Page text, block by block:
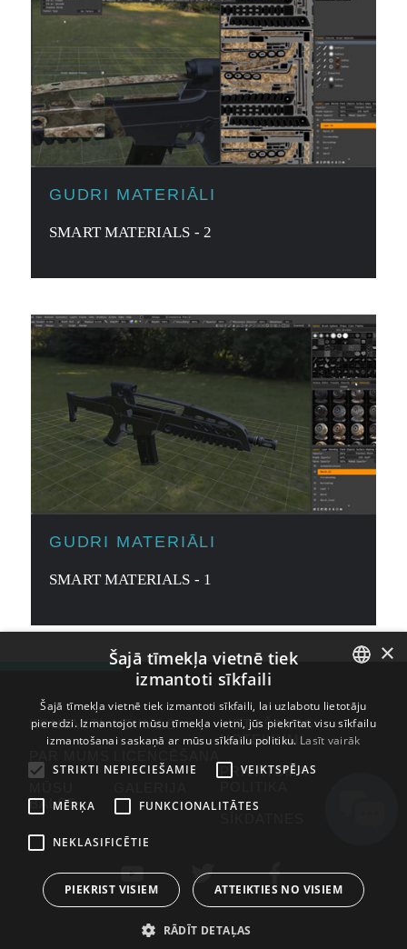
GUDRI MATERIĀLI
SMART MATERIALS - 2
GUDRI MATERIĀLI
SMART MATERIALS - 1
KONTAKTI
BALSS
VEIKALS
LIETOŠANAS
NOTEIKUMI
PRIVĀTUMA
ENGLISH
ESTONIAN
×
Šajā tīmekļa vietnē tiek
izmantoti sīkfaili
Šajā tīmekļa vietnē tiek izmantoti sīkfaili, lai uzlabotu lietotāju
pieredzi. Izmantojot mūsu tīmekļa vietni, jūs piekrītat visu sīkfailu
izmantošanai saskaņā ar mūsu sīkfailu politiku. Lasīt vairāk
STRIKTI NEPIECIEŠAMIE
VEIKTSPĒJAS
MĒRĶA FUNKCIONALITĀTES
NEKLASIFICĒTIE
PIEKRIST VISIEM ATTEIKTIES NO VISIEM
RĀDĪT DETAĻAS